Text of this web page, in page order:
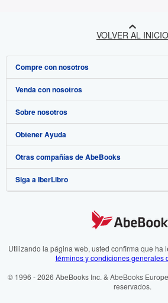
VOLVER AL INICIO
Compre con nosotros
Búsqueda avanzada
Colecciones
Mi cuenta
Mis pedidos
Ver carrito
Venda con nosotros
Comenzar a vender
Únase a nuestro programa de afiliados
Recomiende un vendedor
Sobre nosotros
Sobre IberLibro
Medios
Empleo
Preferencias de cookies
Aviso de cookies
Obtener Ayuda
Preguntas frecuentes y guías
Atención al Cliente
Otras compañías de AbeBooks
AbeBooks.com
AbeBooks.fr
Siga a IberLibro
Utilizando la página web, usted confirma que ha
términos y condiciones generales
© 1996 - 2026 AbeBooks Inc. & AbeBooks
reservados.